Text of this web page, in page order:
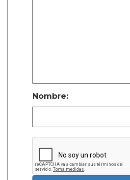
Nombre: